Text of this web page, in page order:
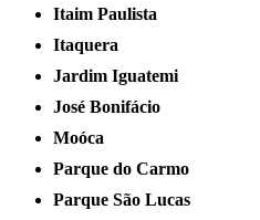
Itaim Paulista
Itaquera
Jardim Iguatemi
José Bonifácio
Moóca
Parque do Carmo
Parque São Lucas